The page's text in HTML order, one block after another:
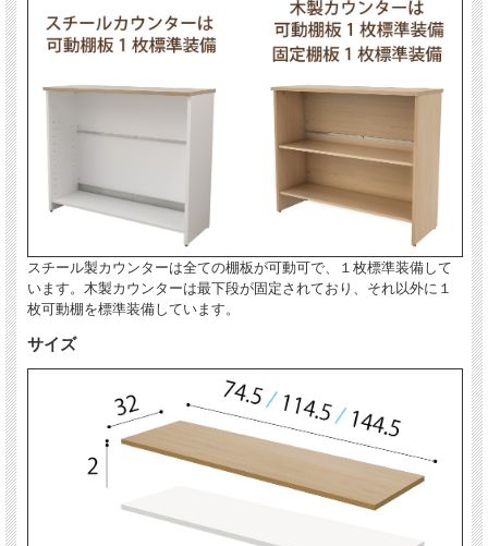
スチール製カウンターは全ての棚板が可動可で、１枚標準装備して
います。木製カウンターは最下段が固定されており、それ以外に１
枚可動棚を標準装備しています。
サイズ